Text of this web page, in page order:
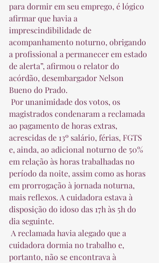
para dormir em seu emprego, é lógico
afirmar que havia a
imprescindibilidade de
acompanhamento noturno, obrigando
a profissional a permanecer em estado
de alerta”, afirmou o relator do
acórdão, desembargador Nelson
Bueno do Prado.
magistrados condenaram a reclamada
ao pagamento de horas extras,
acrescidas de 13º salário, férias, FGTS
e, ainda, ao adicional noturno de 50%
em relação às horas trabalhadas no
período da noite, assim como as horas
em prorrogação à jornada noturna,
mais reflexos. A cuidadora estava à
disposição do idoso das 17h às 5h do
dia seguinte.
cuidadora dormia no trabalho e,
portanto, não se encontrava à